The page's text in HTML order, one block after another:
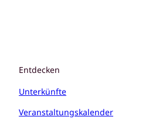
Entdecken
Unterkünfte
Veranstaltungskalender